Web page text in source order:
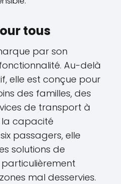
tous
par son
Au-delà
elle est conçue pour
des familles, des
de transport à
la capacité
passagers, elle
solutions de
mal desservies.